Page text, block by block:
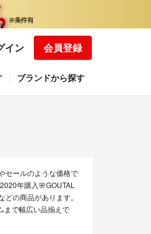
イン 会員登録
ブランドから探す
セールのような価格で
年購入🌸GOUTAL
の商品があります。
まで幅広い品揃えで